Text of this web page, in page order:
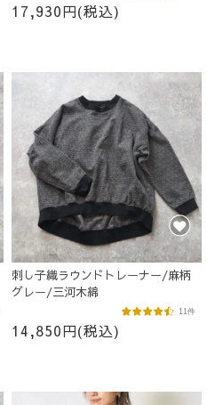
17,930円(税込)
刺し子織ラウンドトレーナー/麻柄
グレー/三河木綿
14,850円(税込)
11件